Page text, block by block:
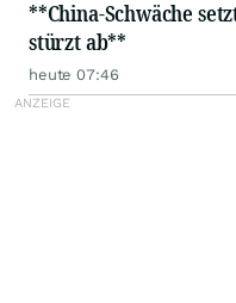
**China-Schwäche
stürzt ab**
heute 07:46